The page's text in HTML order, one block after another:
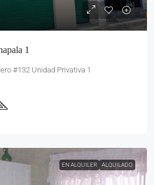
1
#132 Unidad Privativa 1
EN ALQUILER ALQUILADO